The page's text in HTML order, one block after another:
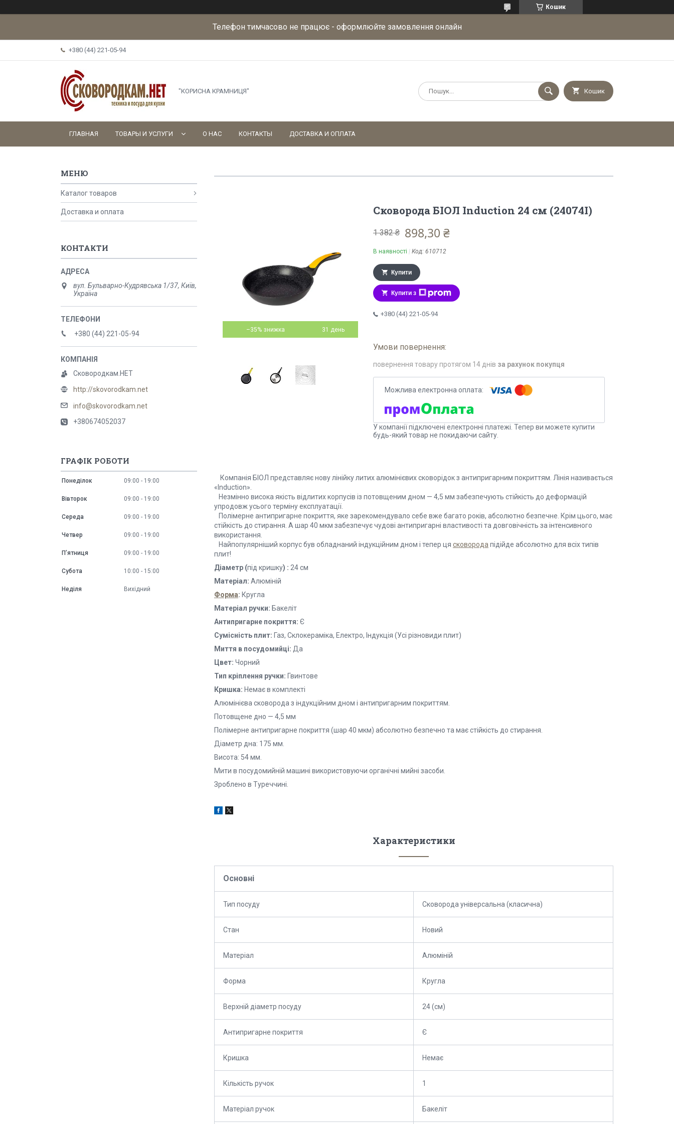
Кошик
Телефон тимчасово не працює - оформлюйте замовлення онлайн
+380 (44) 221-05-94
"КОРИСНА КРАМНИЦЯ" Кошик
ГЛАВНАЯ ТОВАРЫ И УСЛУГИ О НАС КОНТАКТЫ ДОСТАВКА И ОПЛАТА
–35% 31 день
Сковорода БІОЛ Induction 24 см (24074І)
1 382 ₴ 898,30 ₴
В наявності Код: 610712
Купити
Купити з
+380 (44) 221-05-94
повернення товару протягом 14 днів за рахунок покупця
У компанії підключені електронні платежі. Тепер ви можете купити
будь-який товар не покидаючи сайту.
Компанія БІОЛ представляє нову лінійку литих алюмінієвих сковорідок з антипригарним покриттям. Лінія називається
«Induction».
Незмінно висока якість відлитих корпусів із потовщеним дном — 4,5 мм забезпечують стійкість до деформацій
упродовж усього терміну експлуатації.
Полімерне антипригарне покриття, яке зарекомендувало себе вже багато років, абсолютно безпечне. Крім цього, має
стійкість до стирання. А шар 40 мкм забезпечує чудові антипригарні властивості та довговічність за інтенсивного
використання.
Найпопулярніший корпус був обладнаний індукційним дном і тепер ця сковородапідійде абсолютно для всіх типів
плит!
Діаметр (під кришку) : 24 см
Матеріал: Алюміній
Форма: Кругла
Матеріал ручки: Бакеліт
Антипригарне покриття: Є
Сумісність плит: Газ, Склокераміка, Електро, Індукція (Усі різновиди плит)
Миття в посудомийці: Да
Цвет: Чорний
Тип кріплення ручки: Гвинтове
Кришка: Немає в комплекті
Алюмінієва сковорода з індукційним дном і антипригарним покриттям.
Потовщене дно — 4,5 мм
Полімерне антипригарне покриття (шар 40 мкм) абсолютно безпечно тамає стійкість до стирання.
Діаметр дна: 175 мм.
Висота: 54 мм.
Мити в посудомийній машині використовуючи органічні мийні засоби.
Зроблено в Туреччині.
Характеристики
Основні
Тип посуду Сковорода універсальна (класична)
Стан Новий
Матеріал Алюміній
Форма Кругла
Верхній діаметр посуду 24 (см)
Антипригарне покриття Є
Кришка Немає
Кількість ручок 1
Матеріал ручок Бакеліт
Каталог товаров
Доставка и оплата
КОНТАКТИ
вул. Бульварно-Кудрявська 1/37, Київ,
Україна
+380 (44) 221-05-94
Сковородкам.НЕТ
http://skovorodkam.net
info@skovorodkam.net
+380674052037
ГРАФІК РОБОТИ
Понеділок 09:00 19:00
Вівторок 09:00 19:00
Середа 09:00 19:00
Четвер 09:00 19:00
Пʼятниця 09:00 19:00
Субота 10:00 15:00
Неділя Вихідний